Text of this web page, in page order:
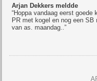
Arjan Dekkers meldde
“Hoppa vandaag eerst
PR met kogel en nog een
van as. maandag..”